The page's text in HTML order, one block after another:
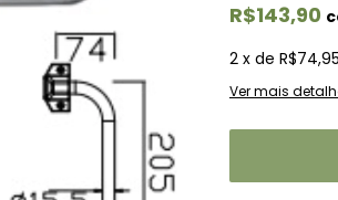
R$143,90
2 x de
Ver mais